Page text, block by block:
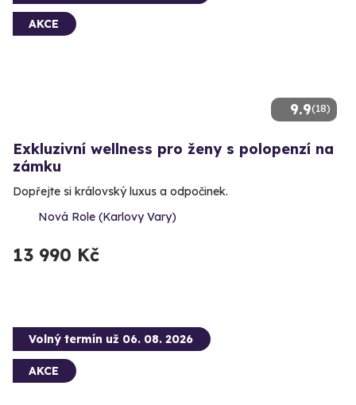
9.9(18)
AKCE
Exkluzivní wellness pro ženy s polopenzí na
zámku
Dopřejte si královský luxus a odpočinek.
Nová Role (Karlovy Vary)
13 990 Kč
Volný termín už 06. 08. 2026
AKCE